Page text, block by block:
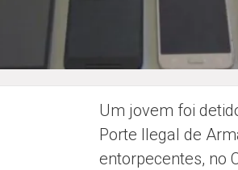
Um jovem foi
Porte Ilegal de
entorpecentes, no